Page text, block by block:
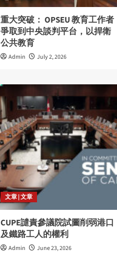
重大突破： OPSEU 教育工作者
爭取到中央談判平台，以捍衛
公共教育
Admin July 2, 2026
文章 | 文章
CUPE譴責參議院試圖削弱港口
及鐵路工人的權利
Admin June 23, 2026